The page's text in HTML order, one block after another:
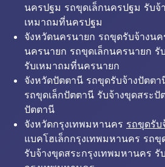
นครปฐม รถขุดเล็กนครปฐม รับจ้
เหมาถมที่นครปฐม
จังหวัดนครนายก รถขุดรับจ้างน
นครนายก รถขุดเล็กนครนายก รั
รับเหมาถมที่นครนายก
จังหวัดปัตตานี รถขุดรับจ้างปัตต
รถขุดเล็กปัตตานี รับจ้างขุดสระ
ปัตตานี
จังหวัดกรุงเทพมหานคร รถขุดรับ
แบคโฮเล็กกรุงเทพมหานคร รถขุ
รับจ้างขุดสระกรุงเทพมหานคร รั